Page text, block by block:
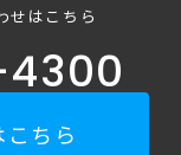
せはこちら
ちら